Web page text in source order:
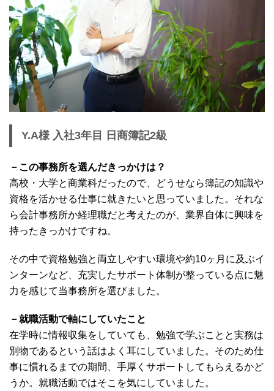
Y.A様 入社3年目 日商簿記2級
－この事務所を選んだきっかけは？
高校・大学と商業科だったので、どうせなら簿記の知識や
資格を活かせる仕事に就きたいと思っていました。それな
ら会計事務所か経理職だと考えたのが、業界自体に興味を
持ったきっかけですね。
その中で資格勉強と両立しやすい環境や約10ヶ月に及ぶイ
ンターンなど、充実したサポート体制が整っている点に魅
力を感じて当事務所を選びました。
－就職活動で軸にしていたこと
在学時に情報収集をしていても、勉強で学ぶことと実務は
別物であるという話はよく耳にしていました。そのため仕
事に慣れるまでの期間、手厚くサポートしてもらえるかど
うか。就職活動ではそこを気にしていました。